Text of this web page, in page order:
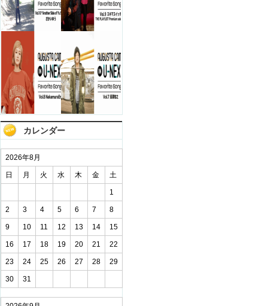
カレンダー
2026年8月
日 月 火 水 木 金 土
1
2 3 4 5 6 7 8
9 10 11 12 13 14 15
16 17 18 19 20 21 22
23 24 25 26 27 28 29
30 31